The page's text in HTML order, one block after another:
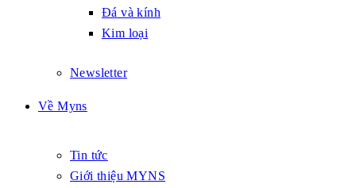
Đá và kính
Kim loại
Newsletter
Về Myns
Tin tức
Giới thiệu MYNS